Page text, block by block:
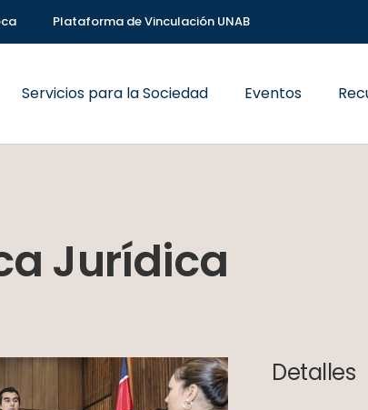
Plataforma de Vinculación UNAB
Servicios para la Sociedad Eventos
Jurídica
Detalles